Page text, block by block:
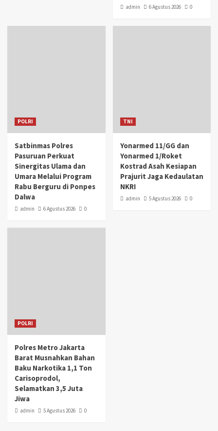
admin 6 Agustus 2026 0
POLRI
Satbinmas Polres
Pasuruan Perkuat
Sinergitas Ulama dan
Umara Melalui Program
Rabu Berguru di Ponpes
Dalwa
admin 6 Agustus 2026 0
TNI
Yonarmed 11/GG dan
Yonarmed 1/Roket
Kostrad Asah Kesiapan
Prajurit Jaga Kedaulatan
NKRI
admin 5 Agustus 2026 0
POLRI
Polres Metro Jakarta
Barat Musnahkan Bahan
Baku Narkotika 1,1 Ton
Carisoprodol,
Selamatkan 3,5 Juta
Jiwa
admin 5 Agustus 2026 0